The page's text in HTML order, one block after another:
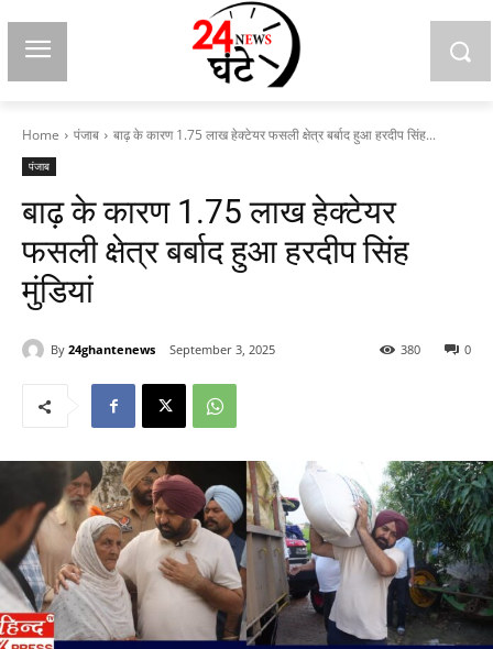
Home पंजाब बाढ़ के कारण 1.75 लाख हेक्टेयर फसली क्षेत्र बर्बाद हुआ हरदीप सिंह...
पंजाब
बाढ़ के कारण 1.75 लाख हेक्टेयर
फसली क्षेत्र बर्बाद हुआ हरदीप सिंह
मुंडियां
By 24ghantenews September 3, 2025 0
380